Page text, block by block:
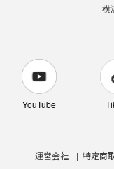
横
YouTube
運営会社 特定商